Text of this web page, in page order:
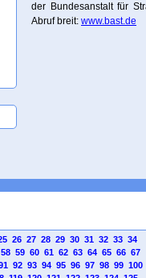
der Bundesanstalt für
Abruf breit: www.bast.de
26 27 28 29 30 31 32 33 34
58 59 60 61 62 63 64 65 66 67
92 93 94 95 96 97 98 99 100